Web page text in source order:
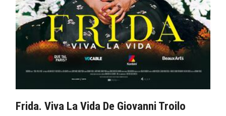
Frida. Viva La Vida De Giovanni Troilo